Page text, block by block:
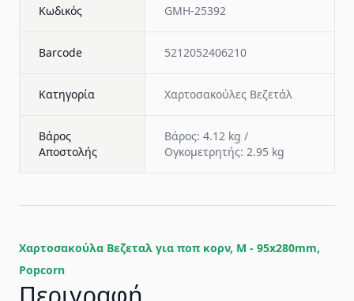
Κωδικός GMH-25392
Barcode 5212052406210
Κατηγορία Χαρτοσακούλες Βεζετάλ
Βάρος
Αποστολής
Βάρος: 4.12 kg /
Ογκομετρητής: 2.95 kg
Χαρτοσακούλα Βεζεταλ για ποπ κορν, M - 95x280mm,
Popcorn